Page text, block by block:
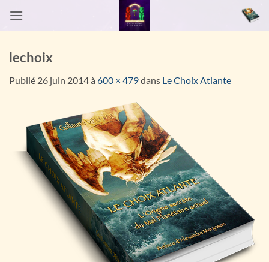
lechoix
Publié 26 juin 2014à 600 × 479dans Le Choix Atlante